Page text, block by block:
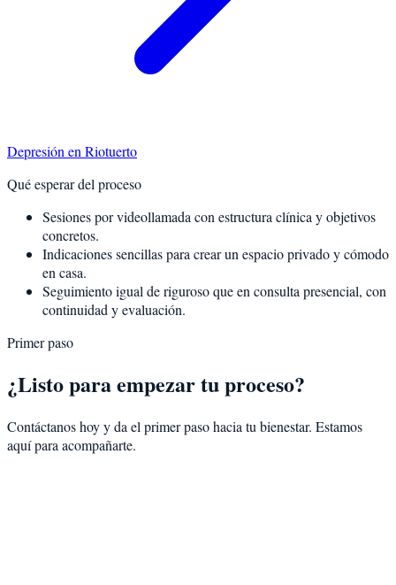
Depresión en Riotuerto
Qué esperar del proceso
Sesiones por videollamada con estructura clínica y objetivos
concretos.
Indicaciones sencillas para crear un espacio privado y cómodo
en casa.
Seguimiento igual de riguroso que en consulta presencial, con
continuidad y evaluación.
Primer paso
¿Listo para empezar tu proceso?
Contáctanos hoy y da el primer paso hacia tu bienestar. Estamos
aquí para acompañarte.